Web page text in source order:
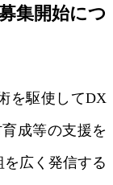
集開始につ
を駆使してDX
成等の支援を
広く発信する